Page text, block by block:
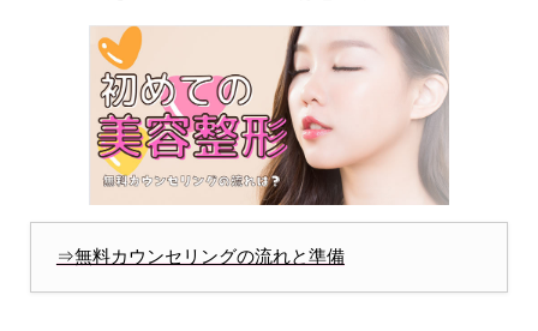
⇒無料カウンセリングの流れと準備